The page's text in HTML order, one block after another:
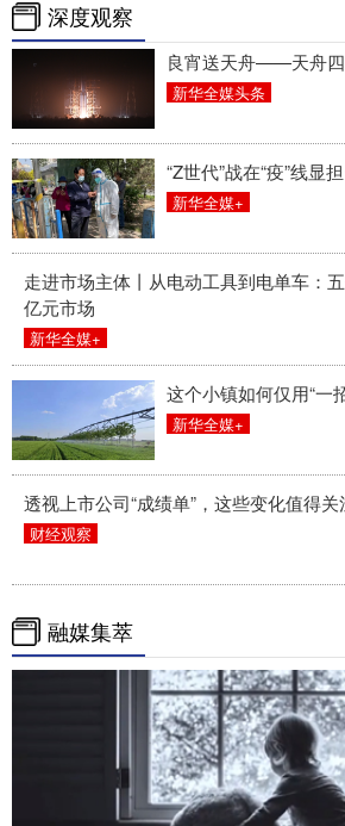
深度观察
良宵送天舟——天舟
新华全媒头条
“Z世代”战在“疫”线显
新华全媒+
走进市场主体丨从电动工具到电单车：
亿元市场
新华全媒+
这个小镇如何仅用“一
新华全媒+
透视上市公司“成绩单”，这些变化值得关
财经观察
融媒集萃